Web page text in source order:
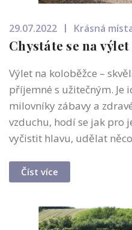
29.07.2022 Krásná
Chystáte se na
Výlet na koloběžce –
příjemné s užitečným. Je
milovníky zábavy a
vzduchu, hodí se jak pro
vyčistit hlavu, udělat
Číst více